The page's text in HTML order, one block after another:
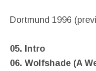
Dortmund 1996
05. Intro
06. Wolfshade (A